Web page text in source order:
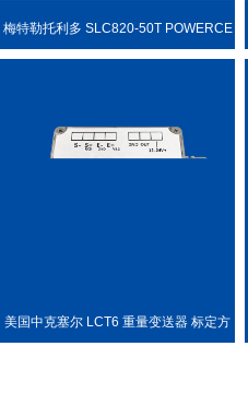
梅特勒托利多 SLC820-50T POWERCE
美国中克塞尔 LCT6 重量变送器 标定方